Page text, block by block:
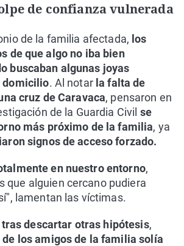
de confianza vulnerada
de la familia afectada, los
de que algo no iba bien
buscaban algunas joyas
domicilio. Al notarla falta de
cruz de Caravaca, pensaron en
de la Guardia Civil se
más próximo de la familia, ya
signos de acceso forzado.
en nuestro entorno,
que alguien cercano pudiera
lamentan las víctimas.
tras descartar otras hipótesis,
de los amigos de la familia solía